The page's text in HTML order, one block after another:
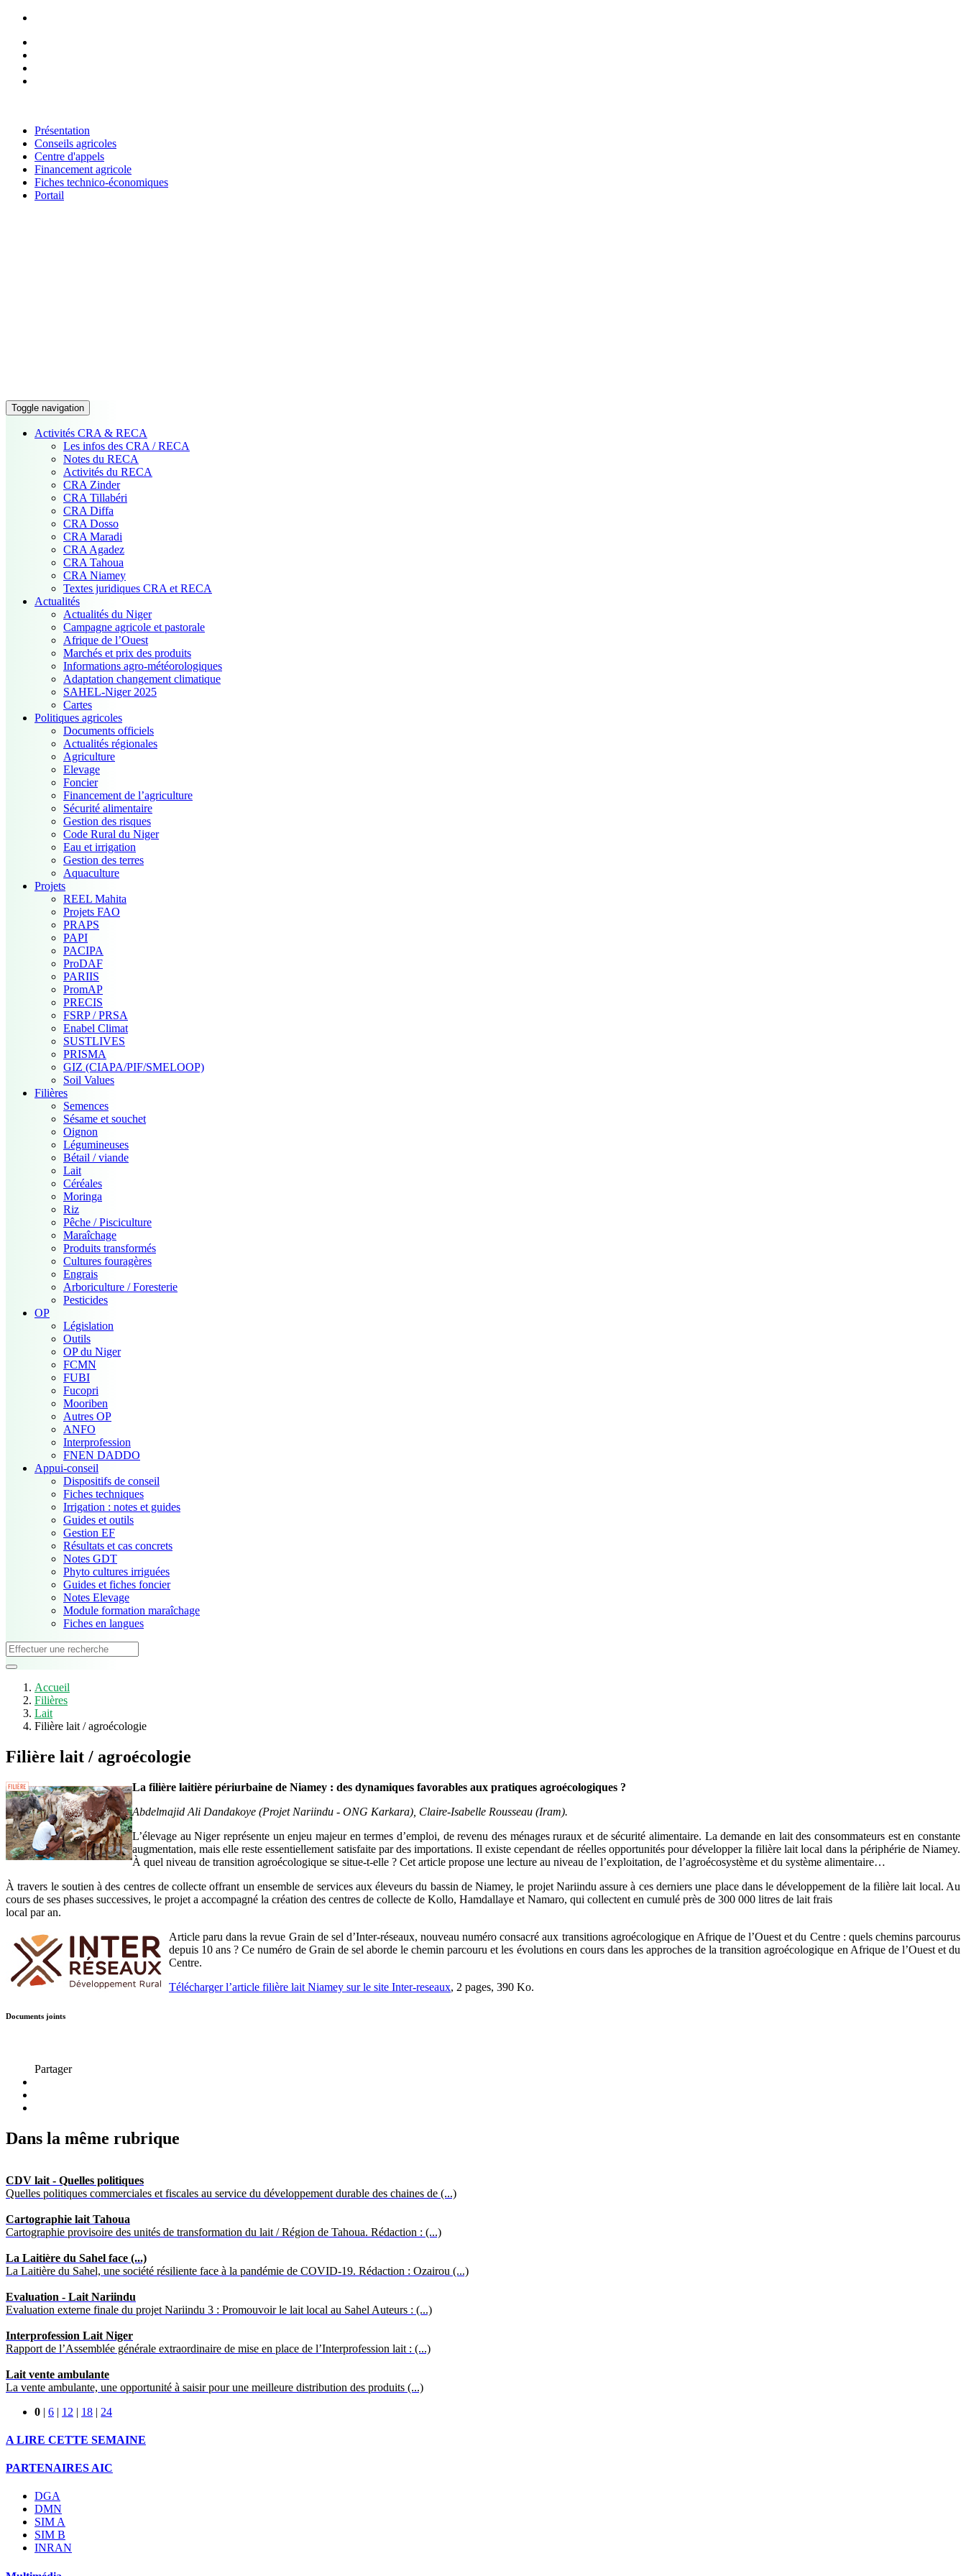
Présentation
Conseils agricoles
Centre d'appels
Financement agricole
Fiches technico-économiques
Portail
Toggle navigation
Activités CRA & RECA
Les infos des CRA / RECA
Notes du RECA
Activités du RECA
CRA Zinder
CRA Tillabéri
CRA Diffa
CRA Dosso
CRA Maradi
CRA Agadez
CRA Tahoua
CRA Niamey
Textes juridiques CRA et RECA
Actualités
Actualités du Niger
Campagne agricole et pastorale
Afrique de l’Ouest
Marchés et prix des produits
Informations agro-météorologiques
Adaptation changement climatique
SAHEL-Niger 2025
Cartes
Politiques agricoles
Documents officiels
Actualités régionales
Agriculture
Elevage
Foncier
Financement de l’agriculture
Sécurité alimentaire
Gestion des risques
Code Rural du Niger
Eau et irrigation
Gestion des terres
Aquaculture
Projets
REEL Mahita
Projets FAO
PRAPS
PAPI
PACIPA
ProDAF
PARIIS
PromAP
PRECIS
FSRP / PRSA
Enabel Climat
SUSTLIVES
PRISMA
GIZ (CIAPA/PIF/SMELOOP)
Soil Values
Filières
Semences
Sésame et souchet
Oignon
Légumineuses
Bétail / viande
Lait
Céréales
Moringa
Riz
Pêche / Pisciculture
Maraîchage
Produits transformés
Cultures fouragères
Engrais
Arboriculture / Foresterie
Pesticides
OP
Législation
Outils
OP du Niger
FCMN
FUBI
Fucopri
Mooriben
Autres OP
ANFO
Interprofession
FNEN DADDO
Appui-conseil
Dispositifs de conseil
Fiches techniques
Irrigation : notes et guides
Guides et outils
Gestion EF
Résultats et cas concrets
Notes GDT
Phyto cultures irriguées
Guides et fiches foncier
Notes Elevage
Module formation maraîchage
Fiches en langues
Accueil
Filières
Lait
Filière lait / agroécologie
Filière lait / agroécologie
La filière laitière périurbaine de Niamey : des dynamiques favorables aux pratiques agroécologiques ?
Abdelmajid Ali Dandakoye (Projet Nariindu - ONG Karkara), Claire-Isabelle Rousseau (Iram).
L’élevage au Niger représente un enjeu majeur en termes d’emploi, de revenu des ménages ruraux et de sécurité alimentaire. La demande en lait des consommateurs est en constante
augmentation, mais elle reste essentiellement satisfaite par des importations. Il existe cependant de réelles opportunités pour développer la filière lait local dans la périphérie de Niamey.
À quel niveau de transition agroécologique se situe-t-elle ? Cet article propose une lecture au niveau de l’exploitation, de l’agroécosystème et du système alimentaire…
À travers le soutien à des centres de collecte offrant un ensemble de services aux éleveurs du bassin de Niamey, le projet Nariindu assure à ces derniers une place dans le développement de la filière lait local. Au
cours de ses phases successives, le projet a accompagné la création des centres de collecte de Kollo, Hamdallaye et Namaro, qui collectent en cumulé près de 300 000 litres de lait frais
local par an.
Article paru dans la revue Grain de sel d’Inter-réseaux, nouveau numéro consacré aux transitions agroécologique en Afrique de l’Ouest et du Centre : quels chemins parcourus
depuis 10 ans ? Ce numéro de Grain de sel aborde le chemin parcouru et les évolutions en cours dans les approches de la transition agroécologique en Afrique de l’Ouest et du
Centre.
Télécharger l’article filière lait Niamey sur le site Inter-reseaux, 2 pages, 390 Ko.
Documents joints
Partager
Dans la même rubrique
CDV lait - Quelles politiques
Quelles politiques commerciales et fiscales au service du développement durable des chaines de (...)
Cartographie lait Tahoua
Cartographie provisoire des unités de transformation du lait / Région de Tahoua. Rédaction : (...)
La Laitière du Sahel face (...)
La Laitière du Sahel, une société résiliente face à la pandémie de COVID-19. Rédaction : Ozairou (...)
Evaluation - Lait Nariindu
Evaluation externe finale du projet Nariindu 3 : Promouvoir le lait local au Sahel Auteurs : (...)
Interprofession Lait Niger
Rapport de l’Assemblée générale extraordinaire de mise en place de l’Interprofession lait : (...)
Lait vente ambulante
La vente ambulante, une opportunité à saisir pour une meilleure distribution des produits (...)
0 | 6 | 12 | 18 | 24
A LIRE CETTE SEMAINE
PARTENAIRES AIC
DGA
DMN
SIM A
SIM B
INRAN